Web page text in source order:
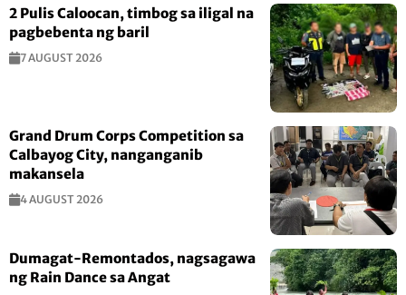
2 Pulis Caloocan, timbog sa iligal na
pagbebenta ng baril
7 AUGUST 2026
Grand Drum Corps Competition sa
Calbayog City, nanganganib
makansela
4 AUGUST 2026
Dumagat-Remontados, nagsagawa
ng Rain Dance sa Angat